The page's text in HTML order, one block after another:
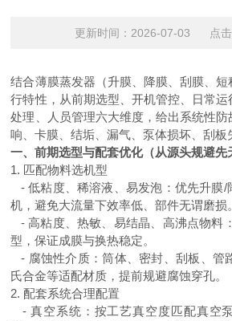
更新时间：2026-07-03 点击
结合薄膜蒸发器（升膜、降膜、刮膜、
行特性，从前期选型、开机管控、日常
处理、人员管理六大维度，给出系统性
响、卡膜、结垢、漏气、泵体损坏、刮板
一、前期选型与配套优化（从源头规避先
1. 匹配物料选机型
- 低粘度、稀溶液、易发泡：优先升膜/
机，避免大流量下效率低、部件无谓磨损。
- 高粘度、热敏、易结晶、高沸点物料
型，保证成膜与换热稳定。
- 腐蚀性介质：筒体、密封、刮板、管
氏合金等适配材质，提前规避腐蚀穿孔。
2. 配套系统合理配置
- 真空系统：按工艺真空度匹配真空